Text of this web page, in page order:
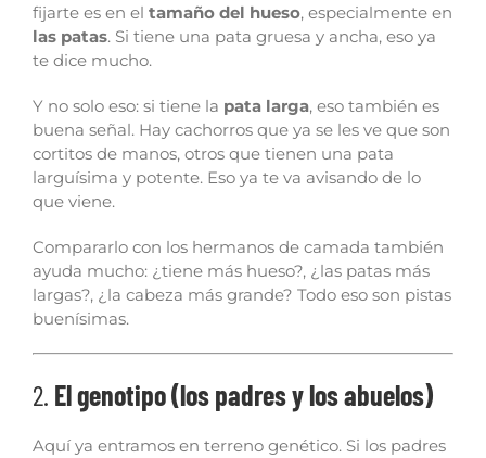
fijarte es en el tamaño del hueso, especialmente en
las patas. Si tiene una pata gruesa y ancha, eso ya
te dice mucho.
Y no solo eso: si tiene la pata larga, eso también es
buena señal. Hay cachorros que ya se les ve que son
cortitos de manos, otros que tienen una pata
larguísima y potente. Eso ya te va avisando de lo
que viene.
Compararlo con los hermanos de camada también
ayuda mucho: ¿tiene más hueso?, ¿las patas más
largas?, ¿la cabeza más grande? Todo eso son pistas
buenísimas.
2. El genotipo (los padres y los abuelos)
Aquí ya entramos en terreno genético. Si los padres